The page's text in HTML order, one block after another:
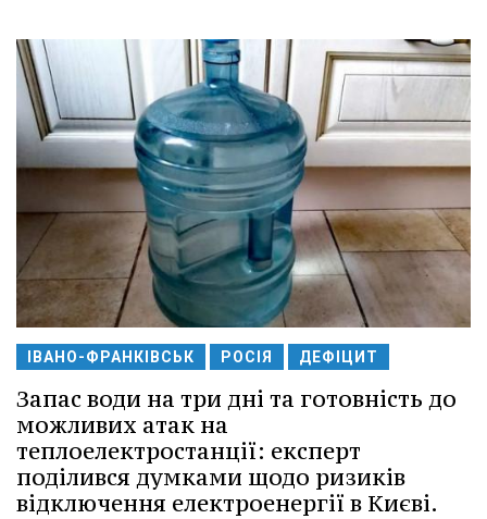
ІВАНО-ФРАНКІВСЬК РОСІЯ ДЕФІЦИТ
Запас води на три дні та готовність до
можливих атак на
теплоелектростанції: експерт
поділився думками щодо ризиків
відключення електроенергії в Києві.